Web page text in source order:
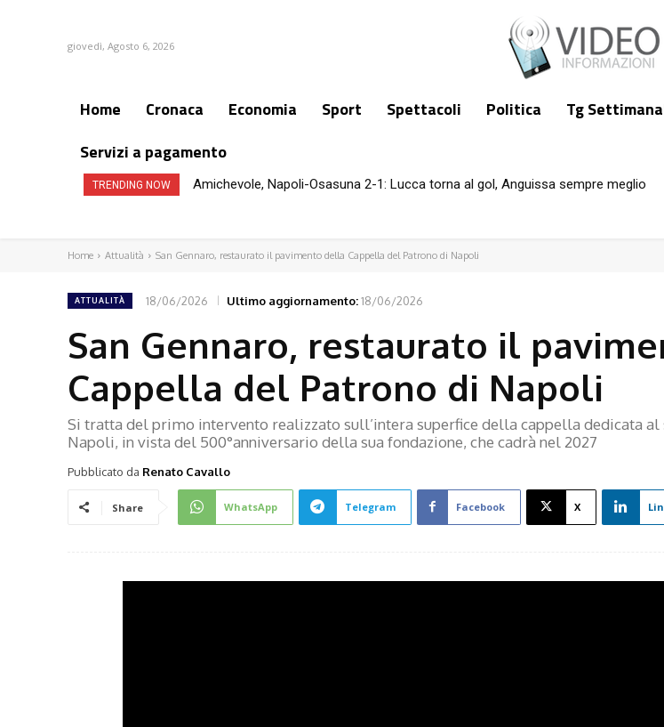
giovedì, Agosto 6, 2026
Home Cronaca Economia Sport Spettacoli Politica Tg
Servizi a pagamento
TRENDING NOW Amichevole, Napoli-Osasuna 2-1: Lucca torna al gol, Anguissa sempre meglio
Home Attualità San Gennaro, restaurato il pavimento della Cappella del Patrono di Napoli
ATTUALITÀ 18/06/2026 Ultimo aggiornamento:18/06/2026
San Gennaro, restaurato il
Cappella del Patrono di Napoli
Si tratta del primo intervento realizzato sull’intera superfice della cappella dedicata al
Napoli, in vista del 500°anniversario della sua fondazione, che cadrà nel 2027
Pubblicato da Renato Cavallo
Share WhatsApp Telegram Facebook X